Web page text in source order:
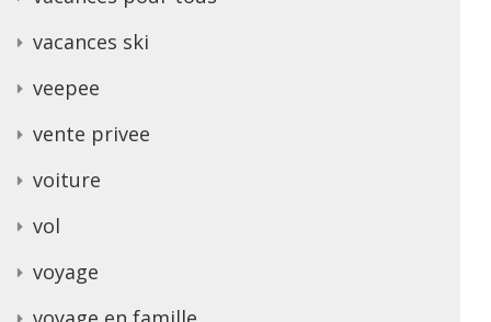
vacances ski
veepee
vente privee
voiture
vol
voyage